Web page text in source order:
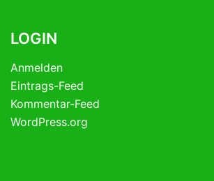
LOGIN
Anmelden
Eintrags-Feed
Kommentar-Feed
WordPress.org